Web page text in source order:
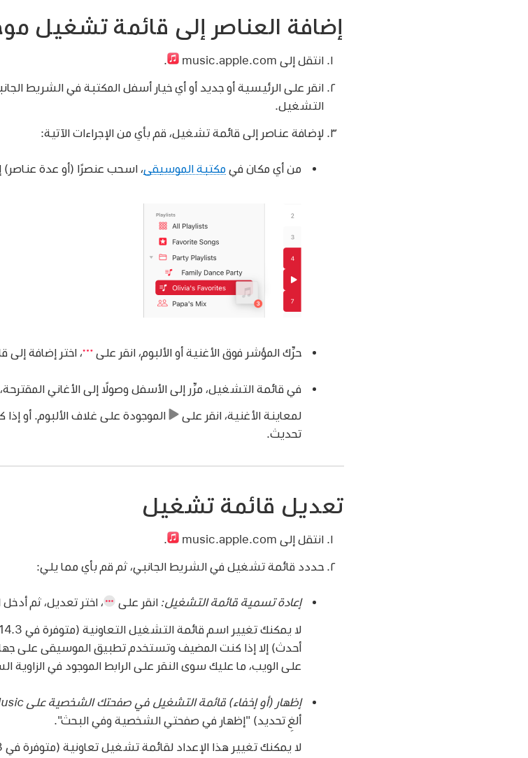
إضافة العناصر إلى قائمة تشغيل
انتقل إلى music.apple.com .
انقر على الرئيسية أو جديد أو أي خيار أسفل المكتبة في الشريط
التشغيل.
لإضافة عناصر إلى قائمة تشغيل، قم بأي من الإجراءات الآتية:
من أي مكان في مكتبة الموسيقى، اسحب عنصرًا (أو عدة
حرِّك المؤشر فوق الأغنية أو الألبوم، انقر على ، اختر إضافة إلى
في قائمة التشغيل، مرِّر إلى الأسفل وصولًا إلى الأغاني
لمعاينة الأغنية، انقر على
الموجودة على غلاف الألبوم. أو
تحديث.
تعديل قائمة تشغيل
انتقل إلى music.apple.com .
حددد قائمة تشغيل في الشريط الجانبي، ثم قم بأي مما يلي:
إعادة تسمية قائمة التشغيل: انقر على ، اختر تعديل، ثم
على الويب، ما عليك سوى النقر على الرابط الموجود في الزاوية
إظهار (أو إخفاء) قائمة التشغيل في صفحتك الشخصية على Apple Music:
ألغِ تحديد) "إظهار في صفحتي الشخصية وفي البحث".